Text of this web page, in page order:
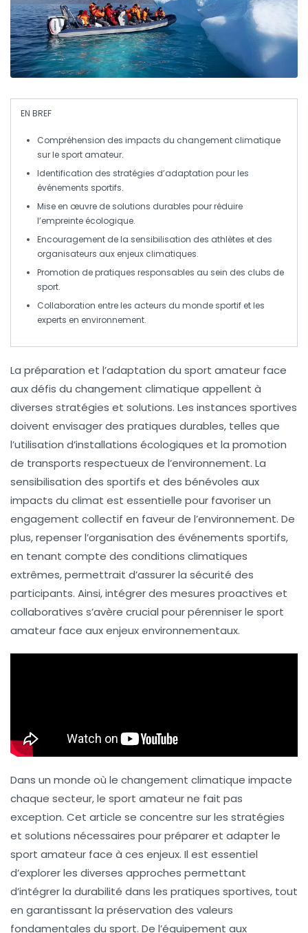
EN BREF
Compréhension des impacts du changement climatique
sur le sport amateur.
Identification des stratégies d’adaptation pour les
événements sportifs.
Mise en œuvre de solutions durables pour réduire
l’empreinte écologique.
Encouragement de la sensibilisation des athlètes et des
organisateurs aux enjeux climatiques.
Promotion depratiques responsables au sein des clubs de
sport.
Collaboration entre les acteurs du monde sportif et les
experts en environnement.
La préparation et l’adaptation du sport amateur face
aux défis du changement climatique appellent à
diverses stratégies et solutions. Les instances sportives
doivent envisager des pratiques durables, telles que
l’utilisation d’installations écologiques et la promotion
de transports respectueux de l’environnement. La
sensibilisation des sportifs et des bénévoles aux
impacts du climat est essentielle pour favoriser un
engagement collectif en faveur de l’environnement. De
plus, repenser l’organisation des événements sportifs,
en tenant compte des conditions climatiques
extrêmes, permettrait d’assurer la sécurité des
participants. Ainsi, intégrer des mesures proactives et
collaboratives s’avère crucial pour pérenniser le sport
amateur face aux enjeux environnementaux.
Dans un monde où le changement climatique impacte
chaque secteur, le sport amateur ne fait pas
exception. Cet article se concentre sur les stratégies
et solutions nécessaires pour préparer et adapter le
sport amateur face à ces enjeux. Il est essentiel
d’explorer les diverses approches permettant
d’intégrer la durabilité dans les pratiques sportives, tout
en garantissant la préservation des valeurs
fondamentales du sport. De l’équipement aux